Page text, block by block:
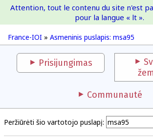
France-
France-IOI » Asmeninis puslapis: msa95
Attention, tout le contenu du site n'est
pour la langue « lt ».
Prisijungimas
Communauté
Peržiūrėti šio vartotojo puslapį: